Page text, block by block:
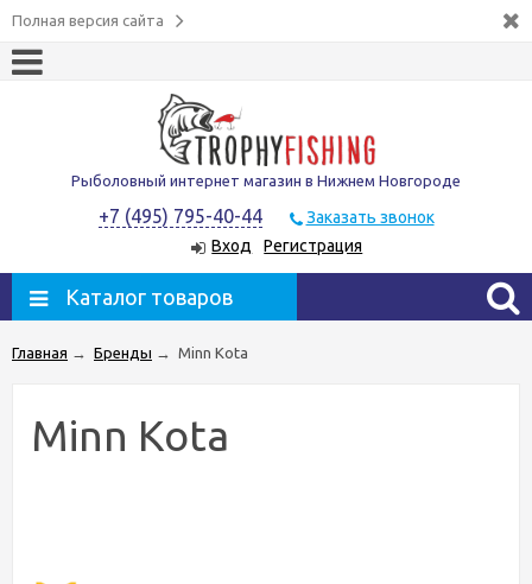
Полная версия сайта
Рыболовный интернет магазин в Нижнем Новгороде
+7 (495) 795-40-44
Заказать звонок
Вход
Регистрация
Каталог товаров
Главная → Бренды → Minn Kota
Minn Kota